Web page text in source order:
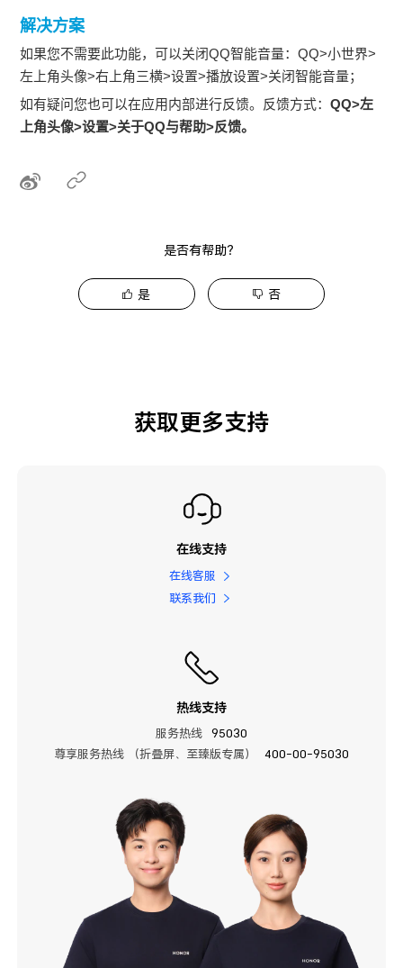
解决方案
如果您不需要此功能，可以关闭QQ智能音量：QQ>小世界>
左上角头像>右上角三横>设置>播放设置>关闭智能音量；
如有疑问您也可以在应用内部进行反馈。反馈方式：QQ>左
上角头像>设置>关于QQ与帮助>反馈。
是否有帮助？
是 否
获取更多支持
在线支持
在线客服
联系我们
热线支持
服务热线
95030
尊享服务热线 （折叠屏、至臻版专属）
400-00-95030